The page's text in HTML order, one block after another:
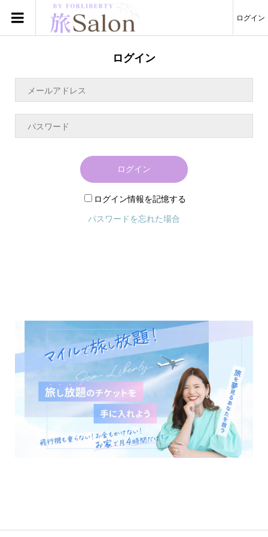
ログイン
ログイン
ログイン
ログイン情報を記憶する
パスワードを忘れた場合